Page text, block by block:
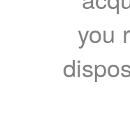
you